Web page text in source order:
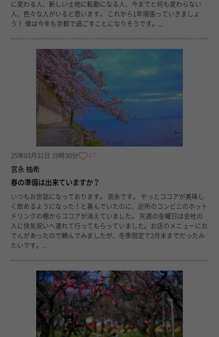
に変わる人、新しい土地に転勤になる人、今までと何も変わらない
人、色々な人がいると思います。 これから1年頑張っていきましょ
う！ 僕は今年も京都で過ごすことになりそうです。...
25年03月31日 19時30分 47
宮永 柚希
春の準備は出来ていますか？
いつもお世話になっております。 宮永です。 やっとココアが美味し
く飲めるようになった！と喜んでいたのに、近所のコンビニのホット
ドリンクの棚からココアが消えていました。 先週の金曜日は会社の
人に快気祝いへ連れて行ってもらっていました。お店のメニューにお
でんがあったので頼んでみましたが、冬季限定で2月末までだったみ
たいです。...